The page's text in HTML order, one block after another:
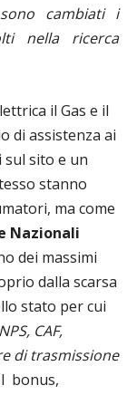
cambiati i
nella ricerca
il Gas e il
di assistenza ai
sito e un
stanno
ma come
Nazionali
dei massimi
dalla scarsa
stato per cui
CAF,
di trasmissione
bonus,